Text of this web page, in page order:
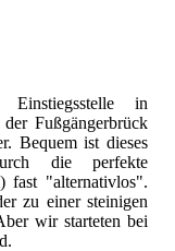
in
Fußgängerbrück
Bequem ist dieses
die perfekte
fast "alternativlos".
zu einer steinigen
wir starteten bei